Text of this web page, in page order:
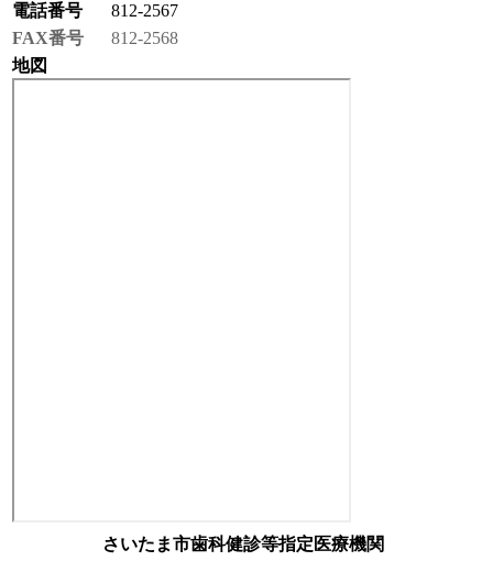
電話番号
812-2567
FAX番号
812-2568
地図
さいたま市歯科健診等指定医療機関